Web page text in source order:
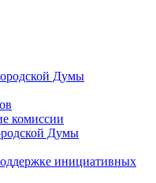
Думы
комиссии
Думы
инициативных